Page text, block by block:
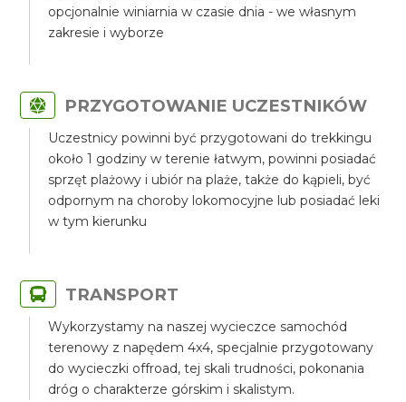
opcjonalnie winiarnia w czasie dnia - we własnym
zakresie i wyborze
PRZYGOTOWANIE UCZESTNIKÓW
Uczestnicy powinni być przygotowani do trekkingu
około 1 godziny w terenie łatwym, powinni posiadać
sprzęt plażowy i ubiór na plaże, także do kąpieli, być
odpornym na choroby lokomocyjne lub posiadać leki
w tym kierunku
TRANSPORT
Wykorzystamy na naszej wycieczce samochód
terenowy z napędem 4x4, specjalnie przygotowany
do wycieczki offroad, tej skali trudności, pokonania
dróg o charakterze górskim i skalistym.